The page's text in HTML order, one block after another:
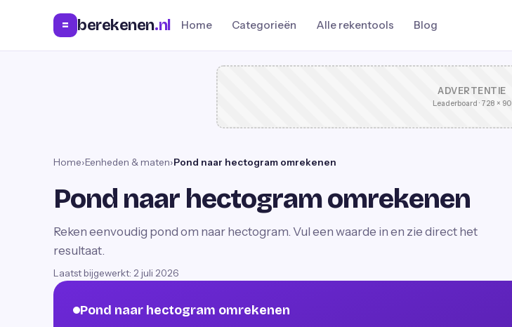
= berekenen.nl Home Categorieën Alle rekentools Blog
ADVERTENTIE
Leaderboard · 728 × 90
Home›Eenheden & maten›Pond naar hectogram omrekenen
Pond naar hectogram omrekenen
Reken eenvoudig pond om naar hectogram. Vul een waarde in en zie direct het
resultaat.
Laatst bijgewerkt: 2 juli 2026
Pond naar hectogram omrekenen